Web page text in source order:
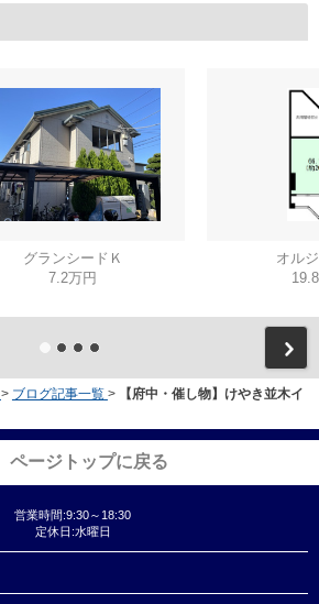
グランシードＫ
7.2万円
オル
> ブログ記事一覧 >
【府中・催し物】けやき並木イ
ページトップに戻る
営業時間:9:30～18:30
定休日:水曜日